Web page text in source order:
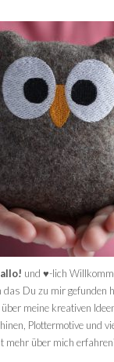
und ♥-lich
das Du zu mir gefunden
meine kreativen
Plottermotive und
mehr über mich